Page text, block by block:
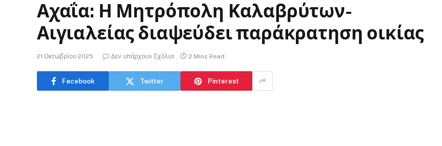
Αχαΐα: Η Μητρόπολη Καλαβρύτων-
Αιγιαλείας διαψεύδει παράκρατηση οικίας
21 Οκτωβρίου 2025 Δεν υπάρχουν Σχόλια 2 Mins Read
Facebook Twitter Pinterest